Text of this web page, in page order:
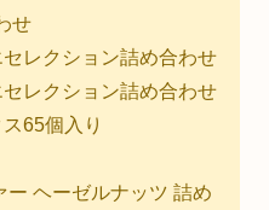
せ
レクション詰め合わせ
レクション詰め合わせ
65個入り
ヘーゼルナッツ 詰め